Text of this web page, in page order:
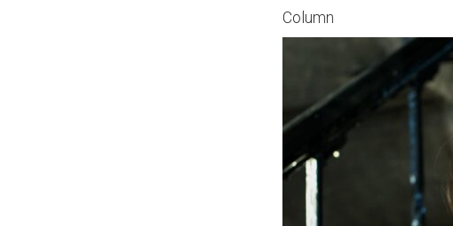
Column